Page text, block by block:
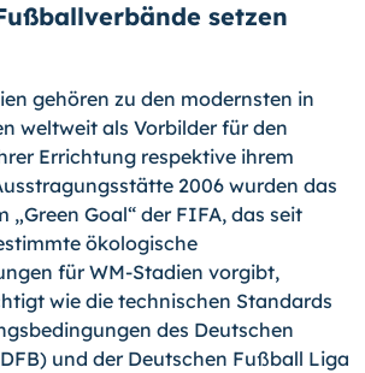
setzen
gehören zu den modernsten in
weltweit als Vorbilder für den
Errichtung respektive ihrem
2006 wurden das
Goal“ der FIFA, das seit
ökologische
für WM-Stadien vorgibt,
wie die technischen Standards
des Deutschen
und der Deutschen Fußball Liga